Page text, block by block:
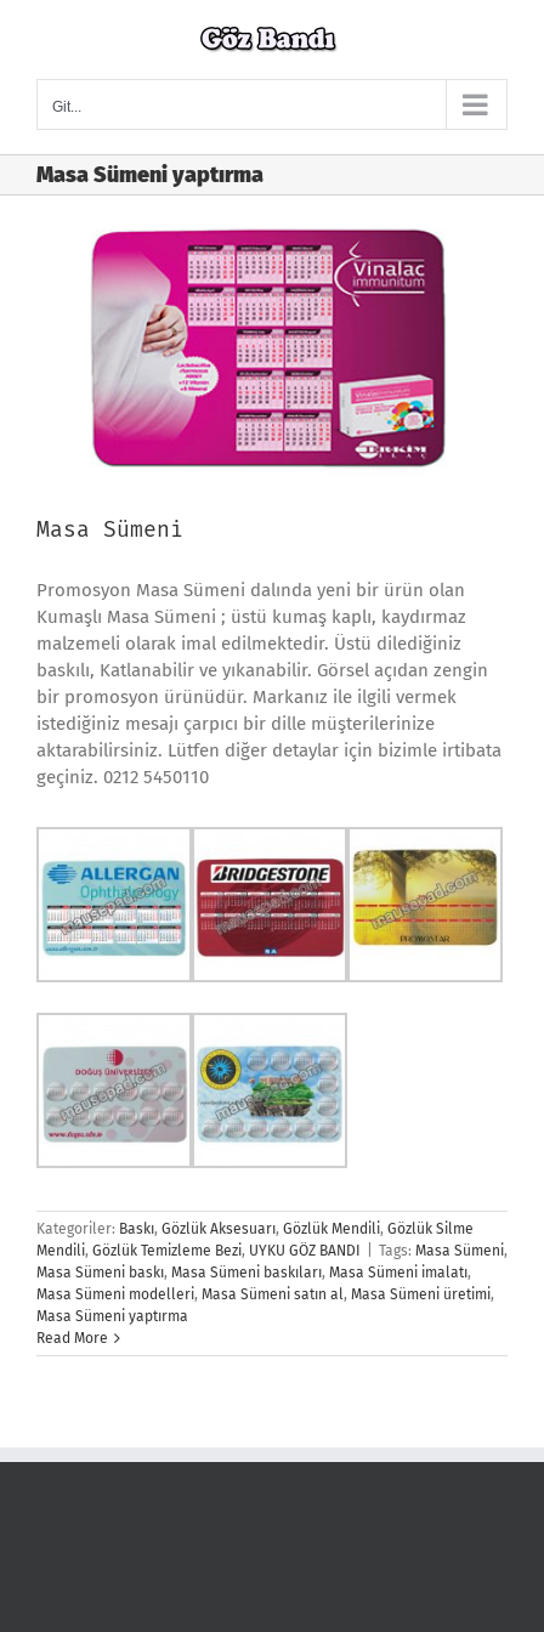
Git...
Masa Sümeni yaptırma
Masa Sümeni
Promosyon Masa Sümeni dalında yeni bir ürün olan
Kumaşlı Masa Sümeni ; üstü kumaş kaplı, kaydırmaz
malzemeli olarak imal edilmektedir. Üstü dilediğiniz
baskılı, Katlanabilir ve yıkanabilir. Görsel açıdan zengin
bir promosyon ürünüdür. Markanız ile ilgili vermek
istediğiniz mesajı çarpıcı bir dille müşterilerinize
aktarabilirsiniz. Lütfen diğer detaylar için bizimle irtibata
geçiniz. 0212 5450110
Kategoriler: Baskı, Gözlük Aksesuarı, Gözlük Mendili, Gözlük Silme
Mendili, Gözlük Temizleme Bezi, UYKU GÖZ BANDI Tags: Masa Sümeni,
Masa Sümeni baskı, Masa Sümeni baskıları, Masa Sümeni imalatı,
Masa Sümeni modelleri, Masa Sümeni satın al, Masa Sümeni üretimi,
Masa Sümeni yaptırma
Read More